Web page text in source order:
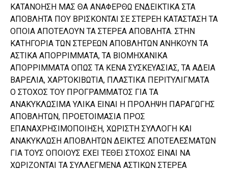
ΚΑΤΑΝΟΗΣΗ ΜΑΣ ΘΑ ΑΝΑΦΕΡΘΩ ΕΝΔΕΙΚΤΙΚΑ ΣΤΑ
ΑΠΟΒΛΗΤΑ ΠΟΥ ΒΡΙΣΚΟΝΤΑΙ ΣΕ ΣΤΕΡΕΗ ΚΑΤΑΣΤΑΣΗ ΤΑ
ΟΠΟΙΑ ΑΠΟΤΕΛΟΥΝ ΤΑ ΣΤΕΡΕΑ ΑΠΟΒΛΗΤΑ. ΣΤΗΝ
ΚΑΤΗΓΟΡΙΑ ΤΩΝ ΣΤΕΡΕΩΝ ΑΠΟΒΛΗΤΩΝ ΑΝΗΚΟΥΝ ΤΑ
ΑΣΤΙΚΑ ΑΠΟΡΡΙΜΜΑΤΑ, ΤΑ ΒΙΟΜΗΧΑΝΙΚΑ
ΑΠΟΡΡΙΜΜΑΤΑ ΟΠΩΣ ΤΑ ΚΕΝΑ ΣΥΣΚΕΥΑΣΙΑΣ, ΤΑ ΑΔΕΙΑ
ΒΑΡΕΛΙΑ, ΧΑΡΤΟΚΙΒΩΤΙΑ, ΠΛΑΣΤΙΚΑ ΠΕΡΙΤΥΛΙΓΜΑΤΑ
Ο ΣΤΟΧΟΣ ΤΟΥ ΠΡΟΓΡΑΜΜΑΤΟΣ ΓΙΑ ΤΑ
ΑΝΑΚΥΚΛΩΣΙΜΑ ΥΛΙΚΑ ΕΙΝΑΙ Η ΠΡΟΛΗΨΗ ΠΑΡΑΓΩΓΗΣ
ΑΠΟΒΛΗΤΩΝ, ΠΡΟΕΤΟΙΜΑΣΙΑ ΠΡΟΣ
ΕΠΑΝΑΧΡΗΣΙΜΟΠΟΙΗΣΗ, ΧΩΡΙΣΤΗ ΣΥΛΛΟΓΗ ΚΑΙ
ΑΝΑΚΥΚΛΩΣΗ ΑΠΟΒΛΗΤΩΝ ΔΕΙΚΤΕΣ ΑΠΟΤΕΛΕΣΜΑΤΩΝ
ΓΙΑ ΤΟΥΣ ΟΠΟΙΟΥΣ ΕΧΕΙ ΤΕΘΕΙ ΣΤΟΧΟΣ ΕΙΝΑΙ ΝΑ
ΧΩΡΙΖΟΝΤΑΙ ΤΑ ΣΥΛΛΕΓΜΕΝΑ ΑΣΤΙΚΩΝ ΣΤΕΡΕΑ